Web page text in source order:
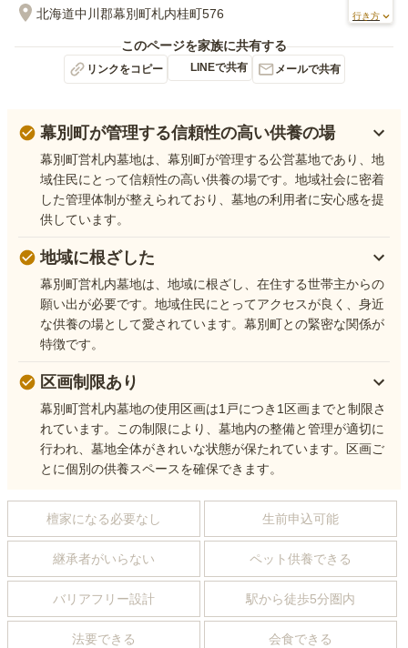
北海道中川郡幕別町札内桂町576
行き方
このページを家族に共有する
リンクをコピー LINEで共有 メールで共有
幕別町が管理する信頼性の高い供養の場
幕別町営札内墓地は、幕別町が管理する公営墓地であり、地
域住民にとって信頼性の高い供養の場です。地域社会に密着
した管理体制が整えられており、墓地の利用者に安心感を提
供しています。
地域に根ざした
幕別町営札内墓地は、地域に根ざし、在住する世帯主からの
願い出が必要です。地域住民にとってアクセスが良く、身近
な供養の場として愛されています。幕別町との緊密な関係が
特徴です。
区画制限あり
幕別町営札内墓地の使用区画は1戸につき1区画までと制限さ
れています。この制限により、墓地内の整備と管理が適切に
行われ、墓地全体がきれいな状態が保たれています。区画ご
とに個別の供養スペースを確保できます。
檀家になる必要なし 生前申込可能
継承者がいらない ペット供養できる
バリアフリー設計 駅から徒歩5分圏内
法要できる 会食できる